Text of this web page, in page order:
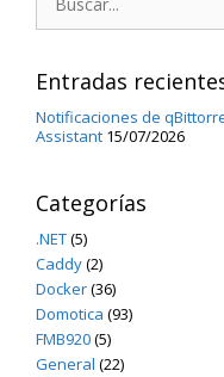
Entradas
Notificaciones de
Assistant 15/07/2026
Categorías
.NET(5)
Caddy(2)
Docker(36)
Domotica (93)
FMB920(5)
General (22)